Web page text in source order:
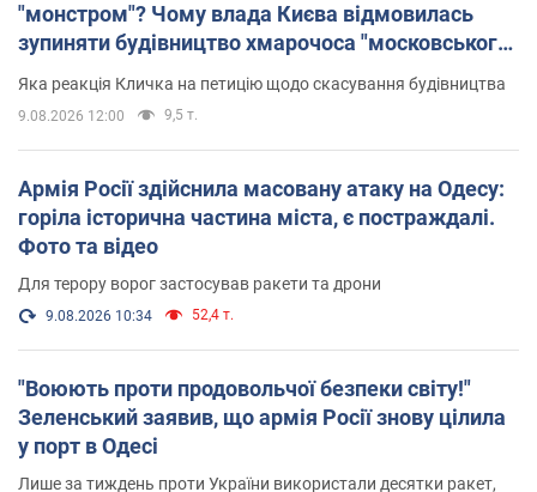
"монстром"? Чому влада Києва відмовилась
зупиняти будівництво хмарочоса "московського
вірянина"
Яка реакція Кличка на петицію щодо скасування будівництва
9.08.2026 12:00 9,5 т.
Армія Росії здійснила масовану атаку на Одесу:
горіла історична частина міста, є постраждалі.
Фото та відео
Для терору ворог застосував ракети та дрони
9.08.2026 10:34 52,4 т.
"Воюють проти продовольчої безпеки світу!"
Зеленський заявив, що армія Росії знову цілила
у порт в Одесі
Лише за тиждень проти України використали десятки ракет,